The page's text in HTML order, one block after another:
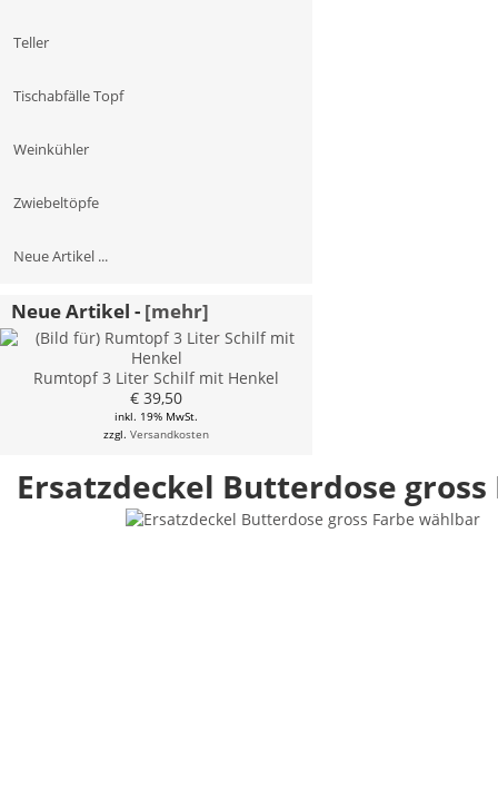
Teller
Tischabfälle Topf
Weinkühler
Zwiebeltöpfe
Neue Artikel ...
Neue Artikel - [mehr]
Rumtopf 3 Liter Schilf mit Henkel
€ 39,50
inkl. 19% MwSt.
zzgl.Versandkosten
Ersatzdeckel Butterdose